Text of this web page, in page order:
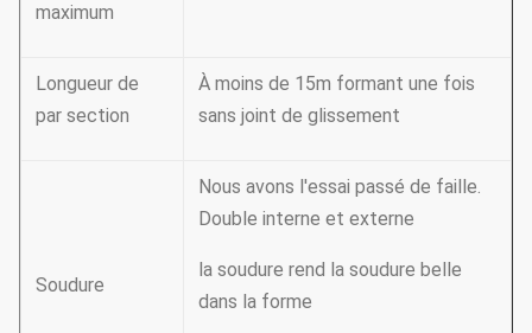
maximum
Longueur de
par section
À moins de 15m formant une fois
sans joint de glissement
Soudure
Nous avons l'essai passé de faille.
Double interne et externe
la soudure rend la soudure belle
dans la forme